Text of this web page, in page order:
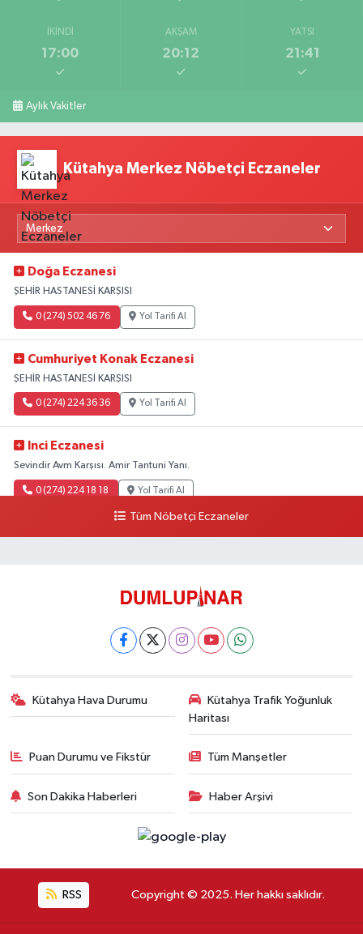
İKINDI
17:00
AKŞAM
20:12
YATSI
21:41
Aylık Vakitler
Kütahya Merkez Nöbetçi Eczaneler
Doğa Eczanesi
ŞEHİR HASTANESİ KARŞISI
0 (274) 502 46 76 Yol Tarifi Al
Cumhuriyet Konak Eczanesi
ŞEHİR HASTANESİ KARŞISI
0 (274) 224 36 36 Yol Tarifi Al
Inci Eczanesi
Sevindir Avm Karşısı. Amir Tantuni Yanı.
0 (274) 224 18 18 Yol Tarifi Al
Tüm Nöbetçi Eczaneler
Kütahya Hava Durumu
Kütahya Trafik Yoğunluk
Haritası
Puan Durumu ve Fikstür Tüm Manşetler
Son Dakika Haberleri Haber Arşivi
RSS Copyright © 2025. Her hakkı saklıdır.